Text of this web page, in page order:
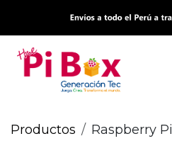
Productos Raspberry Pi